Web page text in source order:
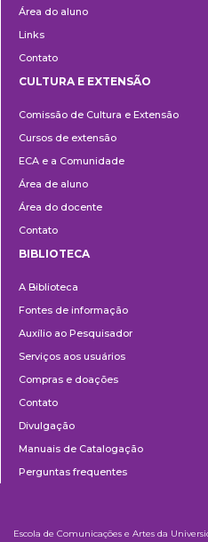
Área do aluno
Links
Contato
e
Extensão
CULTURA E EXTENSÃO
Comissão de Cultura e Extensão
Cursos de extensão
ECA e a Comunidade
Área de aluno
Área do docente
Contato
BIBLIOTECA
A Biblioteca
Fontes de informação
Auxílio ao Pesquisador
Serviços aos usuários
Compras e doações
Contato
Divulgação
Manuais de Catalogação
Perguntas frequentes
Escola de Comunicações e Artes da